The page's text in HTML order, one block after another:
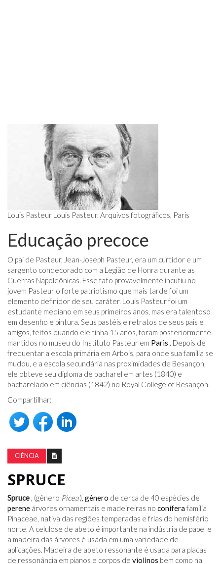
Louis Pasteur Louis Pasteur. Arquivos fotográficos, Paris
Educação precoce
O pai de Pasteur, Jean-Joseph Pasteur, era um curtidor e um
sargento condecorado com a Legião de Honra durante as
Guerras Napoleônicas. Esse fato provavelmente incutiu no
jovem Pasteur o forte patriotismo que mais tarde foi um
elemento definidor de seu caráter. Louis Pasteur foi um
estudante mediano em seus primeiros anos, mas era talentoso
em desenho e pintura. Seus pastéis e retratos de seus pais e
amigos, feitos quando ele tinha 15 anos, foram posteriormente
mantidos no museu do Instituto Pasteur em Paris . Depois de
frequentar a escola primária em Arbois, para onde sua família se
mudou, e a escola secundária nas proximidades de Besançon,
ele obteve seu diploma de bacharel em artes (1840) e
bacharelado em ciências (1842) no Royal College of Besançon.
Compartilhar:
CIÊNCIA
SPRUCE
Spruce , (gênero Picea), gênero de cerca de 40 espécies de
perene árvores ornamentais e madeireiras no coníferafamília
Pinaceae, nativa das regiões temperadas e frias do hemisfério
norte. A celulose de abeto é importante na indústria de papel e
a madeira das árvores é usada em uma variedade de
aplicações. Madeira de abeto ressonante é usada para placas
de ressonância em pianos e corpos de violinos bem como na